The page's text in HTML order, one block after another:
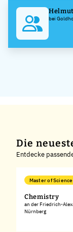
bei
Die
Entdecke
Master of Science
Chemistry
an der Friedrich-
Nürnberg